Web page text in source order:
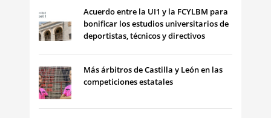
Acuerdo entre la UI1 y la FCYLBM para
bonificar los estudios universitarios de
deportistas, técnicos y directivos
Más árbitros de Castilla y León en las
competiciones estatales